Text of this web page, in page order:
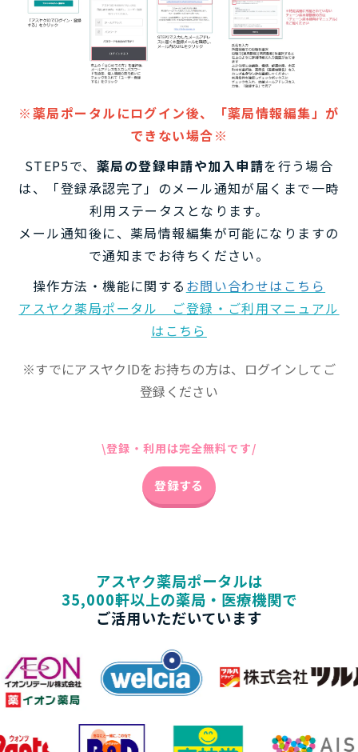
※薬局ポータルにログイン後、「薬局情報編集」が
できない場合※
STEP5で、 薬局の登録申請や加入申請を行う場合
は、「登録承認完了」のメール通知が届くまで一時
利用ステータスとなります。
メール通知後に、薬局情報編集が可能になりますの
で通知までお待ちください。
操作方法・機能に関する お問い合わせはこちら
アスヤク薬局ポータル ご登録・ご利用マニュアル
はこちら
※すでにアスヤクIDをお持ちの方は、ログインしてご
登録ください
\登録・利用は完全無料です/
登録する
アスヤク薬局ポータルは
35,000軒以上の薬局・医療機関で
ご活用いただいています